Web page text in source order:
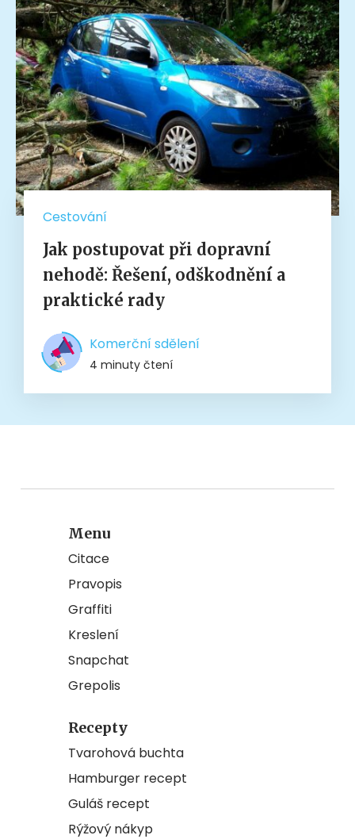
Cestování
Jak postupovat při dopravní
nehodě: Řešení, odškodnění a
praktické rady
Komerční sdělení
4 minuty čtení
Menu
Citace
Pravopis
Graffiti
Kreslení
Snapchat
Grepolis
Recepty
Tvarohová buchta
Hamburger recept
Guláš recept
Rýžový nákyp